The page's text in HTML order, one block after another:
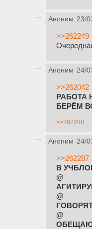
Аноним 23/
>>262249
Аноним 24/
>>262042
РАБОТА
БЕРЁМ
>>262288
Аноним 24/
>>262287
В
@
@
@